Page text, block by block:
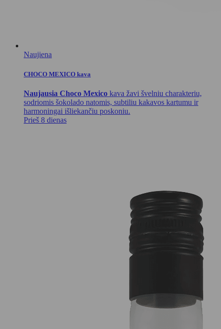
Naujiena
CHOCO MEXICO kava
Naujausia Choco Mexico kava žavi švelniu charakteriu,
sodriomis šokolado natomis, subtiliu kakavos kartumu ir
harmoningai išliekančiu poskoniu.
Prieš 8 dienas